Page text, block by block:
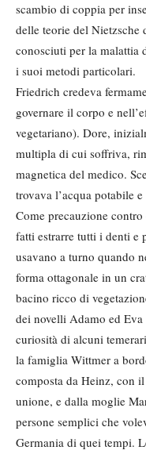
scambio di coppia per
delle teorie del Nietzsche
conosciuti per la malattia
i suoi metodi particolari.
Friedrich credeva
governare il corpo e
vegetariano). Dore,
multipla di cui soffriva,
magnetica del medico.
trovava l’acqua potabile
Come precauzione
fatti estrarre tutti i denti e
usavano a turno quando
forma ottagonale in un
bacino ricco di
dei novelli Adamo ed
curiosità di alcuni
la famiglia Wittmer a
composta da Heinz, con
unione, e dalla moglie
persone semplici che
Germania di quei tempi.